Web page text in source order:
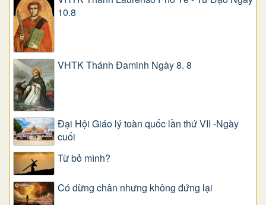
10.8
VHTK Thánh Đaminh Ngày 8. 8
Đại Hội Giáo lý toàn quốc lần thứ VII -Ngày
cuối
Từ bỏ mình?
Có dừng chân nhưng không đứng lại